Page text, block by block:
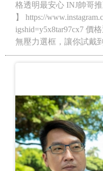
格透明最安心 INJ帥哥
】 https://
igshid=y5x8tar97cx7 價
無壓力選框，讓你試戴